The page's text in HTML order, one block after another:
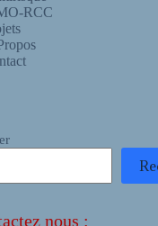
RCC
nous :